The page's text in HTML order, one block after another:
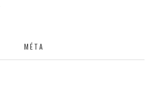
MÉTA